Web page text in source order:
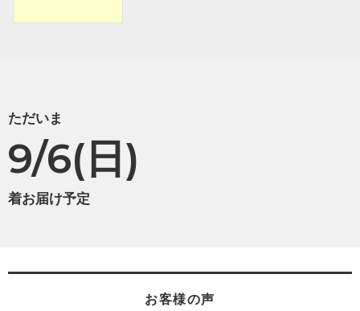
ただいま
9/6(日)
着お届け予定
お客様の声